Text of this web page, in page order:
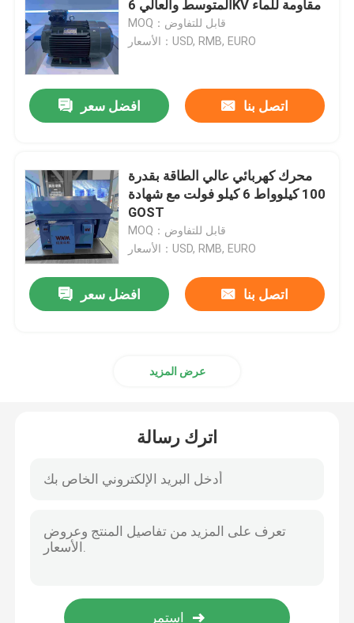
المتوسط ​​والعالي 6KV مقاومة للماء
MOQ：قابل للتفاوض
الأسعار：USD, RMB, EURO
افضل سعر اتصل بنا
محرك كهربائي عالي الطاقة بقدرة
100 كيلوواط 6 كيلو فولت مع شهادة
GOST
MOQ：قابل للتفاوض
الأسعار：USD, RMB, EURO
افضل سعر اتصل بنا
عرض المزيد
اترك رسالة